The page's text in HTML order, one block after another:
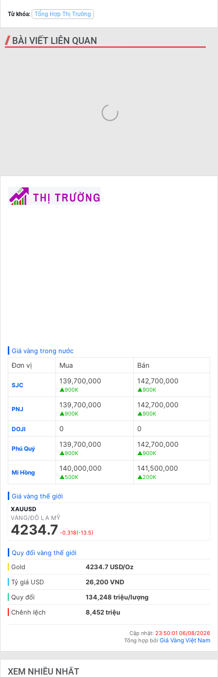
Từ khóa: Tổng Hợp Thị Trường
BÀI VIẾT LIÊN QUAN
Giá vàng trong nước
Đơn vị Mua Bán
SJC
139,700,000
▲900K
142,700,000
▲900K
PNJ
139,700,000
▲900K
142,700,000
▲900K
DOJI 0 0
Phú Quý
139,700,000
▲900K
142,700,000
▲900K
Mi Hồng
140,000,000
▲500K
141,500,000
▲200K
Giá vàng thế giới
XAUUSD
VÀNG/ĐÔ LA MỸ
4234.7 -0.318(-13.5)
Quy đổi vàng thế giới
Gold
4234.7 USD/Oz
Tỷ giá USD
26,200 VND
Quy đổi
134,248 triệu/lượng
Chênh lệch
8,452 triệu
Cập nhật: 23:50:01 06/08/2026
Tổng hợp bởi Giá Vàng Việt Nam
XEM NHIỀU NHẤT